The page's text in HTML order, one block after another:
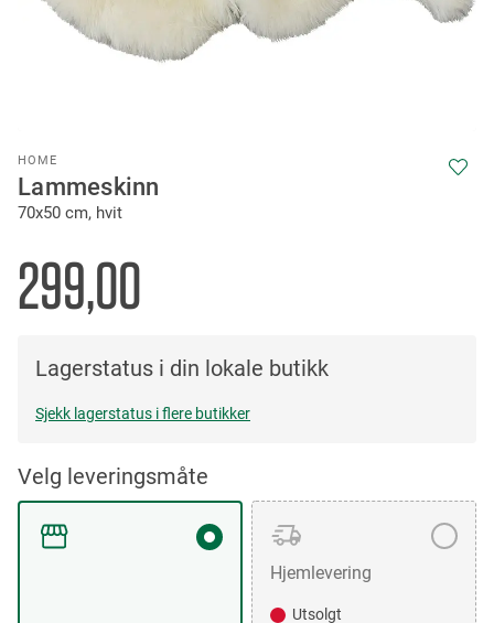
HOME
Lammeskinn
70x50 cm, hvit
299,00
Lagerstatus i din lokale butikk
Sjekk lagerstatus i flere butikker
Velg leveringsmåte
Hjemlevering
Utsolgt
to
the
beginning
the
images
gallery